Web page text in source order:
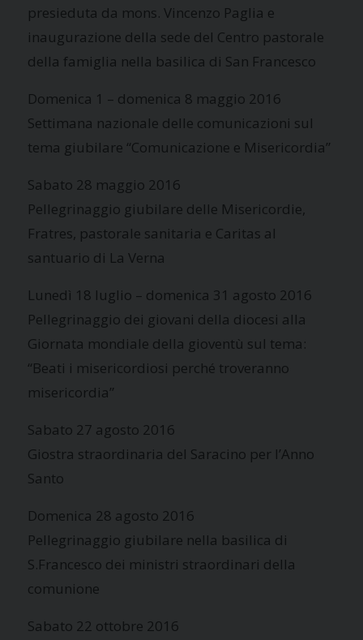
presieduta da mons. Vincenzo Paglia e
inaugurazione della sede del Centro pastorale
della famiglia nella basilica di San Francesco
Domenica 1 – domenica 8 maggio 2016
Settimana nazionale delle comunicazioni sul
tema giubilare “Comunicazione e Misericordia”
Sabato 28 maggio 2016
Pellegrinaggio giubilare delle Misericordie,
Fratres, pastorale sanitaria e Caritas al
santuario di La Verna
Lunedì 18 luglio – domenica 31 agosto 2016
Pellegrinaggio dei giovani della diocesi alla
Giornata mondiale della gioventù sul tema:
“Beati i misericordiosi perché troveranno
misericordia”
Sabato 27 agosto 2016
Giostra straordinaria del Saracino per l’Anno
Santo
Domenica 28 agosto 2016
Pellegrinaggio giubilare nella basilica di
S.Francesco dei ministri straordinari della
comunione
Sabato 22 ottobre 2016